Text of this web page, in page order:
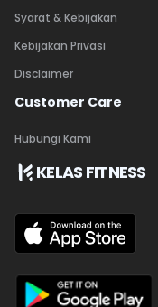
Syarat & Kebijakan
Kebijakan Privasi
Disclaimer
Customer Care
Hubungi Kami
KELAS FITNESS